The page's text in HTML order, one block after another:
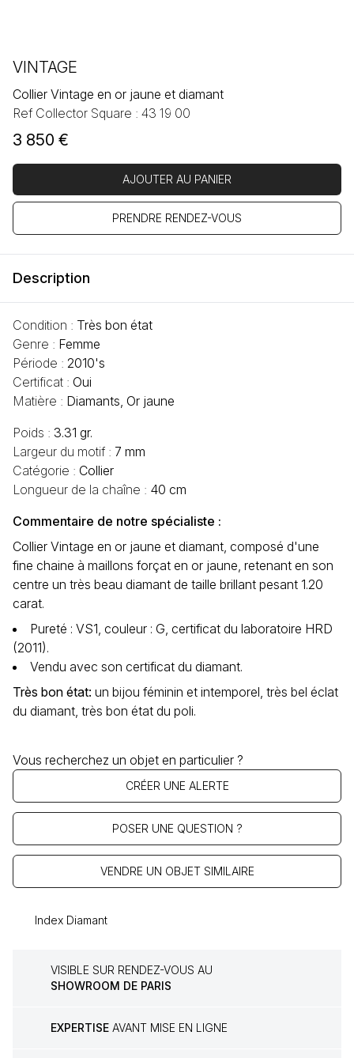
VINTAGE
Collier Vintage en or jaune et diamant
Ref Collector Square : 43 19 00
3 850 €
AJOUTER AU PANIER
PRENDRE RENDEZ-VOUS
Description
Condition : Très bon état
Genre : Femme
Période : 2010's
Certificat : Oui
Matière : Diamants, Or jaune
Poids : 3.31 gr.
Largeur du motif : 7 mm
Catégorie : Collier
Longueur de la chaîne : 40 cm
Commentaire de notre spécialiste :
Collier Vintage en or jaune et diamant, composé d'une
fine chaine à maillons forçat en or jaune, retenant en son
centre un très beau diamant de taille brillant pesant 1.20
carat.
Pureté : VS1, couleur : G, certificat du laboratoire HRD
(2011).
Vendu avec son certificat du diamant.
Très bon état: un bijou féminin et intemporel, très bel éclat
du diamant, très bon état du poli.
Vous recherchez un objet en particulier ?
CRÉER UNE ALERTE
POSER UNE QUESTION ?
VENDRE UN OBJET SIMILAIRE
Index Diamant
VISIBLE SUR RENDEZ-VOUS AU
SHOWROOM DE PARIS
EXPERTISE AVANT MISE EN LIGNE